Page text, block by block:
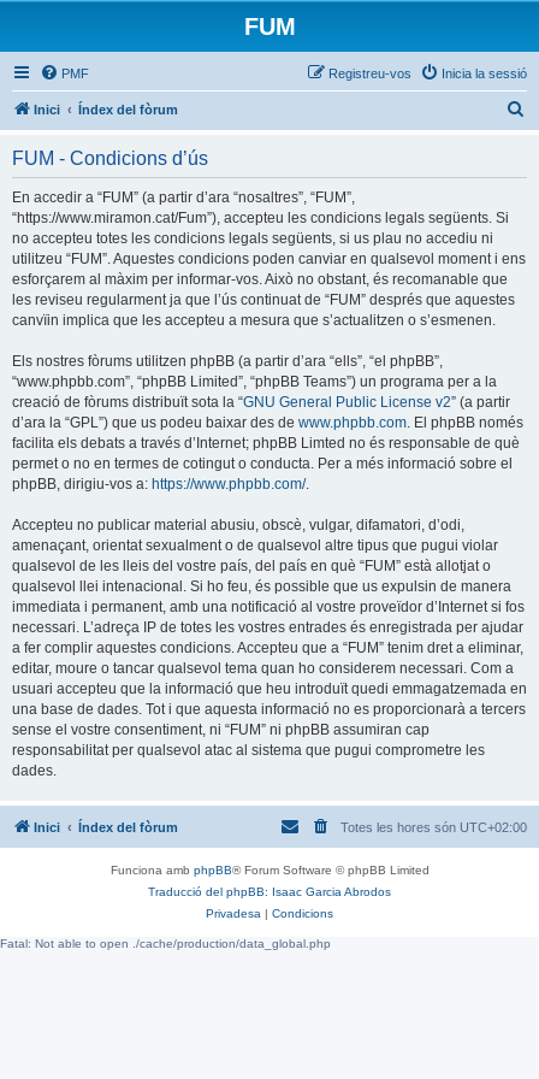
FUM
PMF Inicia la sessió
Registreu-vos
Inici Índex del fòrum
FUM - Condicions d’ús
En accedir a “FUM” (a partir d’ara “nosaltres”, “FUM”,
“https://www.miramon.cat/Fum”), accepteu les condicions legals següents. Si
no accepteu totes les condicions legals següents, si us plau no accediu ni
utilitzeu “FUM”. Aquestes condicions poden canviar en qualsevol moment i ens
esforçarem al màxim per informar-vos. Això no obstant, és recomanable que
les reviseu regularment ja que l’ús continuat de “FUM” després que aquestes
canvïin implica que les accepteu a mesura que s’actualitzen o s’esmenen.
Els nostres fòrums utilitzen phpBB (a partir d’ara “ells”, “el phpBB”,
“www.phpbb.com”, “phpBB Limited”, “phpBB Teams”) un programa per a la
creació de fòrums distribuït sota la “GNU General Public License v2” (a partir
d’ara la “GPL”) que us podeu baixar des de www.phpbb.com. El phpBB només
facilita els debats a través d’Internet; phpBB Limted no és responsable de què
permet o no en termes de cotingut o conducta. Per a més informació sobre el
phpBB, dirigiu-vos a: https://www.phpbb.com/.
Accepteu no publicar material abusiu, obscè, vulgar, difamatori, d’odi,
amenaçant, orientat sexualment o de qualsevol altre tipus que pugui violar
qualsevol de les lleis del vostre país, del país en què “FUM” està allotjat o
qualsevol llei intenacional. Si ho feu, és possible que us expulsin de manera
immediata i permanent, amb una notificació al vostre proveïdor d’Internet si fos
necessari. L’adreça IP de totes les vostres entrades és enregistrada per ajudar
a fer complir aquestes condicions. Accepteu que a “FUM” tenim dret a eliminar,
editar, moure o tancar qualsevol tema quan ho considerem necessari. Com a
usuari accepteu que la informació que heu introduït quedi emmagatzemada en
una base de dades. Tot i que aquesta informació no es proporcionarà a tercers
sense el vostre consentiment, ni “FUM” ni phpBB assumiran cap
responsabilitat per qualsevol atac al sistema que pugui comprometre les
dades.
Inici Índex del fòrum Totes les hores són UTC+02:00
Funciona amb phpBB® Forum Software © phpBB Limited
Traducció del phpBB: Isaac Garcia Abrodos
Privadesa | Condicions
Fatal: Not able to open ./cache/production/data_global.php